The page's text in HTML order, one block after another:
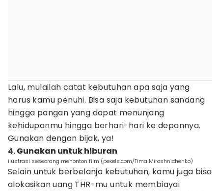
Lalu, mulailah catat kebutuhan apa saja yang
harus kamu penuhi. Bisa saja kebutuhan sandang
hingga pangan yang dapat menunjang
kehidupanmu hingga berhari-hari ke depannya.
Gunakan dengan bijak, ya!
4. Gunakan untuk hiburan
ilustrasi seseorang menonton film (pexels.com/Tima Miroshnichenko)
Selain untuk berbelanja kebutuhan, kamu juga bisa
alokasikan uang THR-mu untuk membiayai